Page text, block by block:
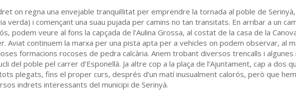
on regna una envejable tranquil·litat per emprendre la tornada al poble de
verda) i començant una suau pujada per camins no tan transitats. En arribar a un
podem veure al fons la capçada de l’Aulina Grossa, al costat de la casa de la
Aviat continuem la marxa per una pista apta per a vehicles on podem observar, al
formacions rocoses de pedra calcària. Anem trobant diversos trencalls i algunes
del poble pel carrer d’Esponellà. Ja altre cop a la plaça de l’Ajuntament, cap a dos
plegats, fins el proper curs, després d’un matí inusualment calorós, però que
indrets interessants del municipi de Serinyà.